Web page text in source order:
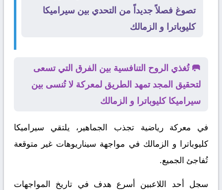
تصوغ فصلاً جديداً من التحدي بين سيراميكا
كليوباترا و الزمالك
🥅 تُغذي الروح التنافسية بين الفرق التي تسعى
لتحقيق المجد تمهد الطريق لمعركة لا تُنسى بين
سيراميكا كليوباترا و الزمالك
في معركة رياضية تجذب الجماهير، يلتقي سيراميكا
كليوباترا و الزمالك في مواجهة سيناريوهات غير متوقعة
تُفاجئ الجميع.
سجل أحد اللاعبين أسرع هدف في تاريخ المواجهات